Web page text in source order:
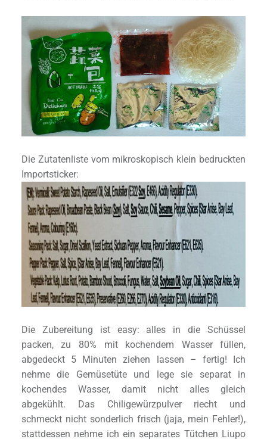
Die Zutatenliste vom mikroskopisch klein bedruckten
Importsticker:
Die Zubereitung ist easy: alles in die Schüssel
packen, zu 80% mit kochendem Wasser füllen,
abgedeckt 5 Minuten ziehen lassen – fertig! Ich
nehme die Gemüsetüte und lege sie separat in
kochendes Wasser, damit nicht alles gleich
abgekühlt. Das Chiligewürzpulver riecht und
schmeckt nicht sonderlich frisch (jaja, mein Fehler!),
stattdessen nehme ich ein separates Tütchen Liupo